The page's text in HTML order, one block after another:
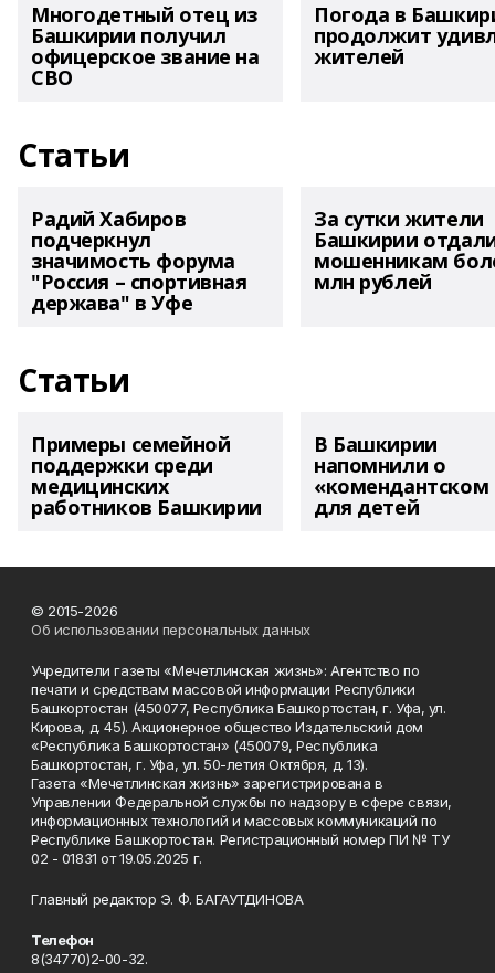
Многодетный отец из
Башкирии получил
офицерское звание на
СВО
Погода в
продолжит
жителей
Статьи
Радий Хабиров
подчеркнул
значимость форума
"Россия – спортивная
держава" в Уфе
За сутки жители
Башкирии
мошенникам
млн рублей
Статьи
Примеры семейной
поддержки среди
медицинских
работников Башкирии
В Башкирии
напомнили о
«комендантском
для детей
© 2015-2026
Об использовании персональных данных
Учредители газеты «Мечетлинская жизнь»: Агентство по
печати и средствам массовой информации Республики
Башкортостан (450077, Республика Башкортостан, г. Уфа, ул.
Кирова, д. 45). Акционерное общество Издательский дом
«Республика Башкортостан» (450079, Республика
Башкортостан, г. Уфа, ул. 50-летия Октября, д. 13).
Газета «Мечетлинская жизнь» зарегистрирована в
Управлении Федеральной службы по надзору в сфере связи,
информационных технологий и массовых коммуникаций по
Республике Башкортостан. Регистрационный номер ПИ № ТУ
02 - 01831 от 19.05.2025 г.
Главный редактор Э. Ф. БАГАУТДИНОВА
Телефон
8(34770)2-00-32.